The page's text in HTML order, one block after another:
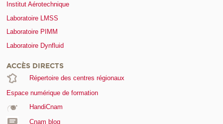
Institut Aérotechnique
Laboratoire LMSS
Laboratoire PIMM
Laboratoire Dynfluid
ACCÈS DIRECTS
Répertoire des centres régionaux
Espace numérique de formation
HandiCnam
Cnam blog